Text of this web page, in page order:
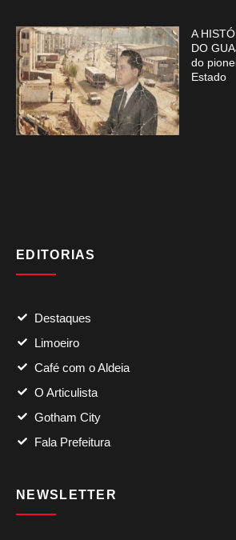
A
DO
do
Estado
EDITORIAS
Destaques
Limoeiro
Café com o Aldeia
O Articulista
Gotham City
Fala Prefeitura
NEWSLETTER